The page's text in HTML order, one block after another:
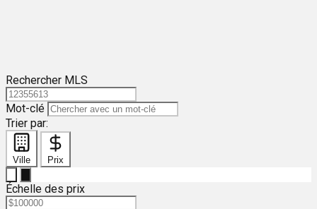
Rechercher MLS
Mot-clé
Trier par:
Ville Prix
Échelle des prix